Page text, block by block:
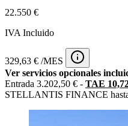
22.550 €
IVA Incluido
329,63 € /MES
Ver servicios opcionales
Entrada 3.202,50 € - TAE
STELLANTIS FINANCE